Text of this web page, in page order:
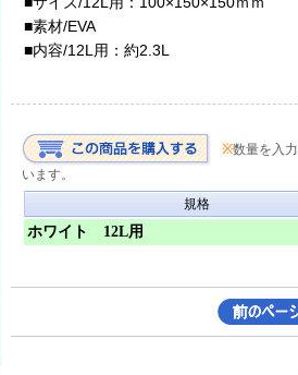
■素材/EVA
■内容/12L用：約2.3L
※数量を入
います。
規格
ホワイト 12L用